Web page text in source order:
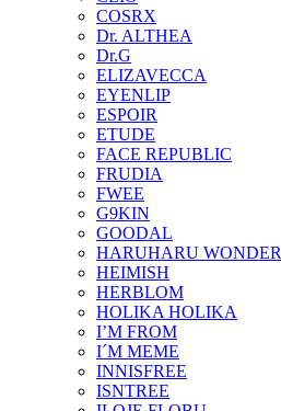
COSRX
Dr. ALTHEA
Dr.G
ELIZAVECCA
EYENLIP
ESPOIR
ETUDE
FACE REPUBLIC
FRUDIA
FWEE
G9KIN
GOODAL
HARUHARU WONDER
HEIMISH
HERBLOM
HOLIKA HOLIKA
I’M FROM
I´M MEME
INNISFREE
ISNTREE